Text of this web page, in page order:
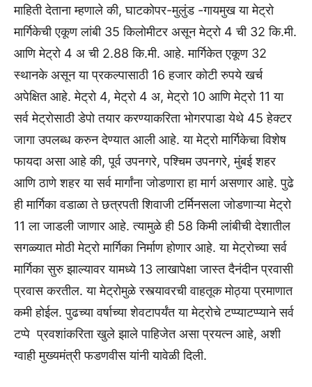
माहिती देताना म्हणाले की, घाटकोपर-मुलुंड -गायमुख या मेट्रो
मार्गिकेची एकूण लांबी 35 किलोमीटर असून मेट्रो 4 ची 32 कि.मी.
आणि मेट्रो 4 अ ची 2.88 कि.मी. आहे. मार्गिकेत एकूण 32
स्थानके असून या प्रकल्पासाठी 16 हजार कोटी रुपये खर्च
अपेक्षित आहे. मेट्रो 4, मेट्रो 4 अ, मेट्रो 10 आणि मेट्रो 11 या
सर्व मेट्रोसाठी डेपो तयार करण्याकरिता भोगरपाडा येथे 45 हेक्टर
जागा उपलब्ध करुन देण्यात आली आहे. या मेट्रो मार्गिकेचा विशेष
फायदा असा आहे की, पूर्व उपनगरे, पश्चिम उपनगरे, मुंबई शहर
आणि ठाणे शहर या सर्व मार्गांना जोडणारा हा मार्ग असणार आहे. पुढे
ही मार्गिका वडाळा ते छत्रपती शिवाजी टर्मिनसला जोडणाऱ्या मेट्रो
11 ला जाडली जाणार आहे. त्यामुळे ही 58 किमी लांबीची देशातील
सगळ्यात मोठी मेट्रो मार्गिका निर्माण होणार आहे. या मेट्रोच्या सर्व
मार्गिका सुरु झाल्यावर यामध्ये 13 लाखापेक्षा जास्त दैनंदीन प्रवासी
प्रवास करतील. या मेट्रोमुळे रस्त्यावरची वाहतूक मोठ्या प्रमाणात
कमी होईल. पुढच्या वर्षाच्या शेवटापर्यंत या मेट्रोचे टप्प्याटप्प्याने सर्व
टप्पे प्रवशांकरिता खुले झाले पाहिजेत असा प्रयत्न आहे, अशी
ग्वाही मुख्यमंत्री फडणवीस यांनी यावेळी दिली.